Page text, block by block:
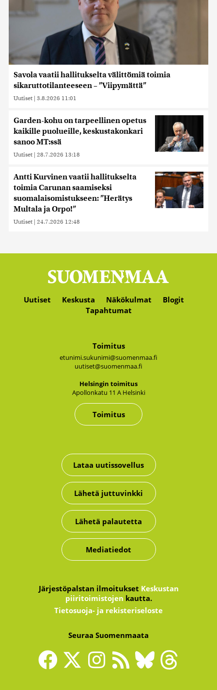
Savola vaatii hallitukselta välittömiä toimia
sikaruttotilanteeseen – ”Viipymättä”
Uutiset | 3.8.2026 11:01
Garden-kohu on tarpeellinen opetus
kaikille puolueille, keskustakonkari
sanoo MT:ssä
Uutiset | 28.7.2026 13:18
Antti Kurvinen vaatii hallitukselta
toimia Carunan saamiseksi
suomalaisomistukseen: ”Herätys
Multala ja Orpo!”
Uutiset | 24.7.2026 12:48
Uutiset Keskusta Näkökulmat
Blogit
Tapahtumat
Toimitus
etunimi.sukunimi@suomenmaa.fi
uutiset@suomenmaa.fi
Hel­sin­gin toi­mi­tus
Apol­lon­ka­tu 11 A Hel­sin­ki
Toimitus
Lataa uutissovellus
Lähetä juttuvinkki
Lähetä palautetta
Mediatiedot
Järjestöpalstan ilmoitukset Keskustan
piiritoimistojen kautta.
Tietosuoja- ja rekisteriseloste
Seuraa Suomenmaata